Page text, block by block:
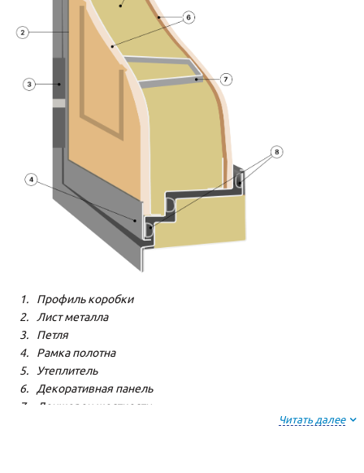
Профиль коробки
Лист металла
Петля
Рамка полотна
Утеплитель
Декоративная панель
Лонжерон жесткости
Читать далее